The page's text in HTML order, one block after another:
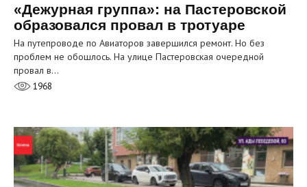
«Дежурная группа»: на Пастеровской
образовался провал в тротуаре
На путепроводе по Авиаторов завершился ремонт. Но без
проблем не обошлось. На улице Пастеровская очередной
провал в…
1968